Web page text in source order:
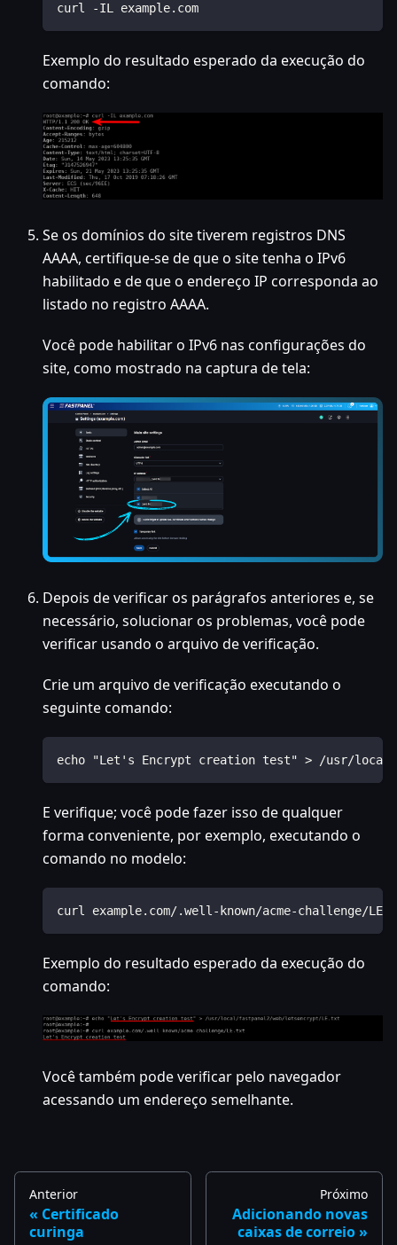
curl -IL example.com
Exemplo do resultado esperado da execução do
comando:
Se os domínios do site tiverem registros DNS
AAAA, certifique-se de que o site tenha o IPv6
habilitado e de que o endereço IP corresponda ao
listado no registro AAAA.
Você pode habilitar o IPv6 nas configurações do
site, como mostrado na captura de tela:
Depois de verificar os parágrafos anteriores e, se
necessário, solucionar os problemas, você pode
verificar usando o arquivo de verificação.
Crie um arquivo de verificação executando o
seguinte comando:
echo "Let's Encrypt creation test" > /usr/local/
E verifique; você pode fazer isso de qualquer
forma conveniente, por exemplo, executando o
comando no modelo:
curl example.com/.well-known/acme-challenge/
Exemplo do resultado esperado da execução do
comando:
Você também pode verificar pelo navegador
acessando um endereço semelhante.
Anterior
Certificado
curinga
Próximo
Adicionando novas
caixas de correio